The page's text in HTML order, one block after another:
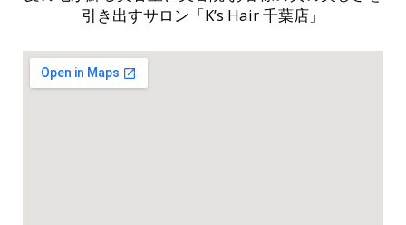
引き出すサロン「K’s Hair 千葉店」